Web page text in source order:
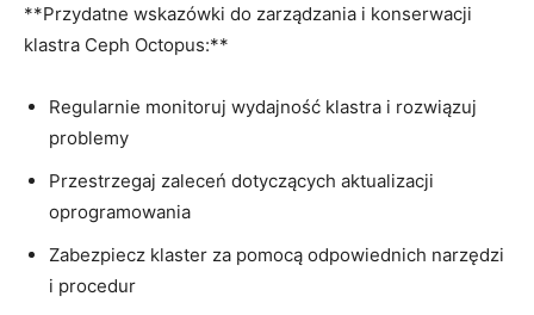
**Przydatne wskazówki ‍do zarządzania⁤ i konserwacji
klastra‌ Ceph Octopus:**
Regularnie monitoruj wydajność klastra i rozwiązuj⁣
problemy
Przestrzegaj‍ zaleceń dotyczących aktualizacji
oprogramowania
Zabezpiecz klaster za pomocą odpowiednich narzędzi
i procedur